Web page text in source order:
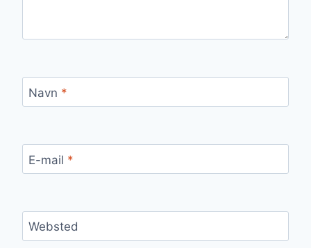
Navn *
E-mail *
Websted